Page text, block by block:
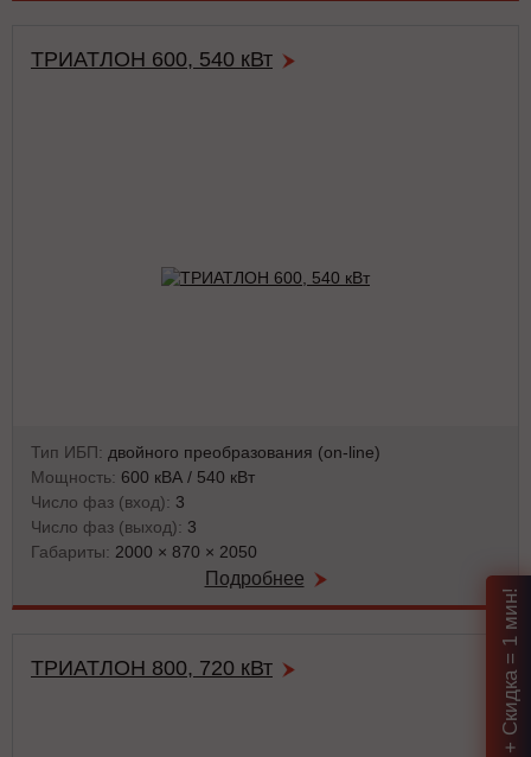
ТРИАТЛОН 600, 540 кВт
Тип ИБП: двойного преобразования (on-line)
Мощность: 600 кВА / 540 кВт
Число фаз (вход): 3
Число фаз (выход): 3
Габариты: 2000 × 870 × 2050
Подробнее
ТРИАТЛОН 800, 720 кВт